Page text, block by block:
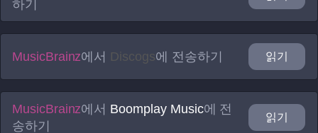
하기
MusicBrainz에서 Discogs에 전송하기 읽기
MusicBrainz에서 Boomplay Music에 전
송하기
읽기